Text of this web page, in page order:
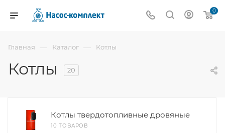
0
Главная — Каталог — Котлы
Котлы 20
Котлы твердотопливные дровяные
10 ТОВАРОВ